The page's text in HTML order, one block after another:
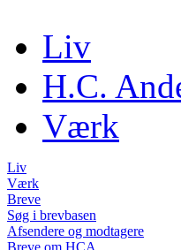
Liv
H.C.
Værk
Liv
Værk
Breve
Søg i brevbasen
Afsendere og modtagere
Breve om HCA